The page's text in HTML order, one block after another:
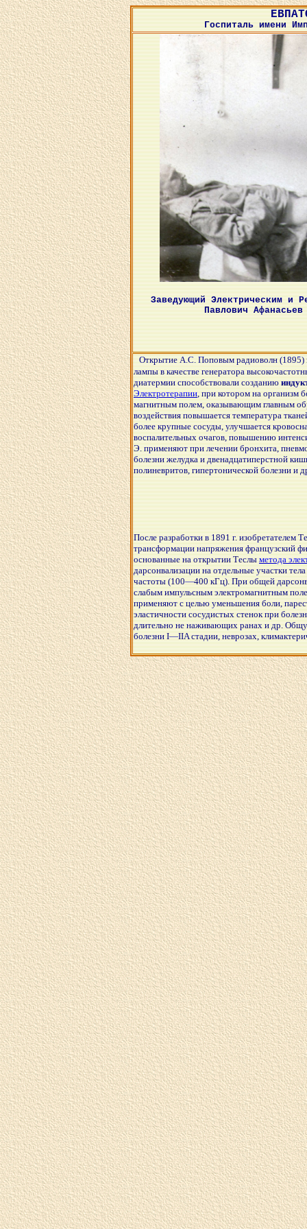
Госпиталь имени
Заведующий Электрическим и
Павлович
Открытие А.С. Поповым радиоволн
лампы в качестве генератора
диатермии способствовали созданию
Электротерапии, при котором на организм
магнитным полем, оказывающим главным
воздействия повышается температура
более крупные сосуды, улучшается
воспалительных очагов, повышению
Э. применяют при лечении бронхита,
болезни желудка и двенадцатиперстной
полиневритов, гипертонической болезни и
После разработки в 1891 г. изобретателем
трансформации напряжения французский
основанные на открытии Теслыметода
дарсонвализации на отдельные участки
частоты (100—400 кГц). При общей
слабым импульсным электромагнитным
применяют с целью уменьшения боли,
эластичности сосудистых стенок при
длительно не наживающих ранах и др.
болезни I—IIA стадии, неврозах,